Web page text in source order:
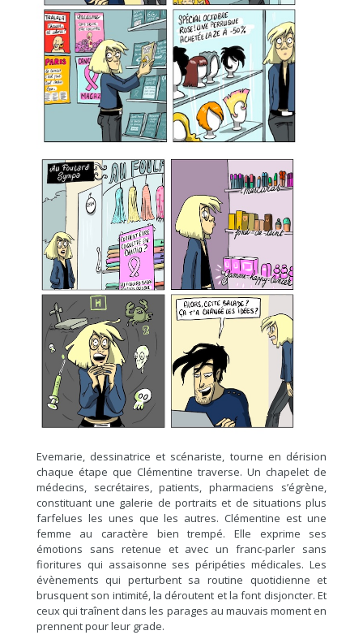
Evemarie, dessinatrice et scénariste, tourne en dérision
chaque étape que Clémentine traverse. Un chapelet de
médecins, secrétaires, patients, pharmaciens s’égrène,
constituant une galerie de portraits et de situations plus
farfelues les unes que les autres. Clémentine est une
femme au caractère bien trempé. Elle exprime ses
émotions sans retenue et avec un franc-parler sans
fioritures qui assaisonne ses péripéties médicales. Les
évènements qui perturbent sa routine quotidienne et
brusquent son intimité, la déroutent et la font disjoncter. Et
ceux qui traînent dans les parages au mauvais moment en
prennent pour leur grade.